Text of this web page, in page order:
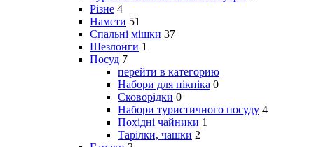
Різне 4
Намети 51
Спальні мішки 37
Шезлонги 1
Посуд 7
перейти в категорию
Набори для пікніка 0
Сковорідки 0
Набори туристичного посуду 4
Похідні чайники 1
Тарілки, чашки 2